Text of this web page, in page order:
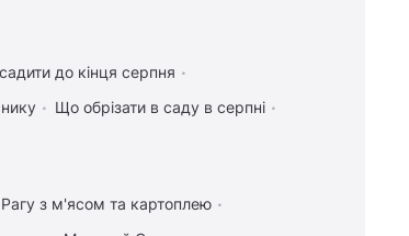
до кінця серпня
Що обрізати в саду в серпні
Рагу з м'ясом та картоплею